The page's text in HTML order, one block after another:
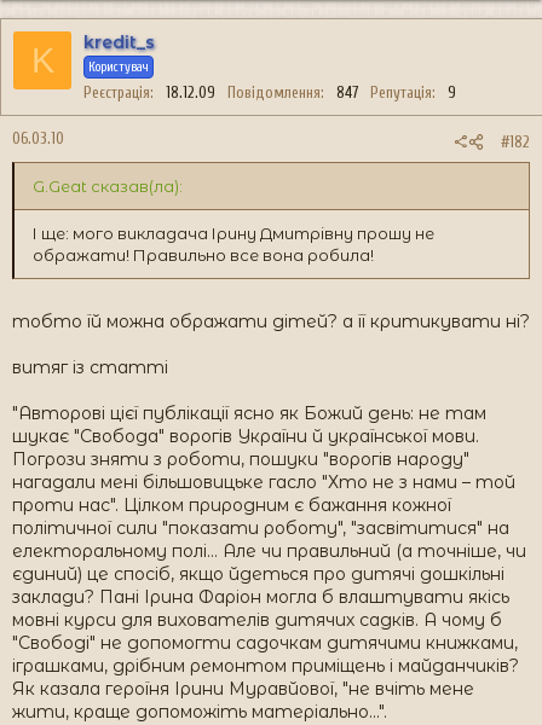
K kredit_s
Користувач
Реєстрація 18.12.09 Повідомлення 847 Репутація 9
06.03.10 #182
G.Geat сказав(ла):
І ще: мого викладача Ірину Дмитрівну прошу не
ображати! Правильно все вона робила!
тобто їй можна ображати дітей? а її критикувати ні?
витяг із статті
"Авторові цієї публікації ясно як Божий день: не там
шукає "Свобода" ворогів України й української мови.
Погрози зняти з роботи, пошуки "ворогів народу"
нагадали мені більшовицьке гасло "Хто не з нами – той
проти нас". Цілком природним є бажання кожної
політичної сили "показати роботу", "засвітитися" на
електоральному полі... Але чи правильний (а точніше, чи
єдиний) це спосіб, якщо йдеться про дитячі дошкільні
заклади? Пані Ірина Фаріон могла б влаштувати якісь
мовні курси для вихователів дитячих садків. А чому б
"Свободі" не допомогти садочкам дитячими книжками,
іграшками, дрібним ремонтом приміщень і майданчиків?
Як казала героїня Ірини Муравйової, "не вчіть мене
жити, краще допоможіть матеріально...".